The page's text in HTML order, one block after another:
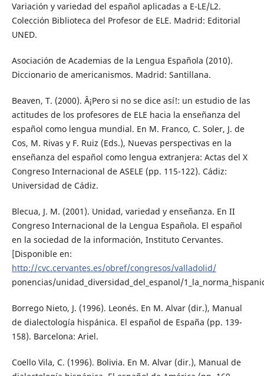
Variación y variedad del español aplicadas a E-LE/L2.
Colección Biblioteca del Profesor de ELE. Madrid: Editorial
UNED.
Asociación de Academias de la Lengua Española (2010).
Diccionario de americanismos. Madrid: Santillana.
Beaven, T. (2000). Â¡Pero si no se dice así!: un estudio de las
actitudes de los profesores de ELE hacia la enseñanza del
español como lengua mundial. En M. Franco, C. Soler, J. de
Cos, M. Rivas y F. Ruiz (Eds.), Nuevas perspectivas en la
enseñanza del español como lengua extranjera: Actas del X
Congreso Internacional de ASELE (pp. 115-122). Cádiz:
Universidad de Cádiz.
Blecua, J. M. (2001). Unidad, variedad y enseñanza. En II
Congreso Internacional de la Lengua Española. El español
en la sociedad de la información, Instituto Cervantes.
[Disponible en:
http://cvc.cervantes.es/obref/congresos/valladolid/
ponencias/unidad_diversidad_del_espanol/
Borrego Nieto, J. (1996). Leonés. En M. Alvar (dir.), Manual
de dialectología hispánica. El español de España (pp. 139-
158). Barcelona: Ariel.
Coello Vila, C. (1996). Bolivia. En M. Alvar (dir.), Manual de